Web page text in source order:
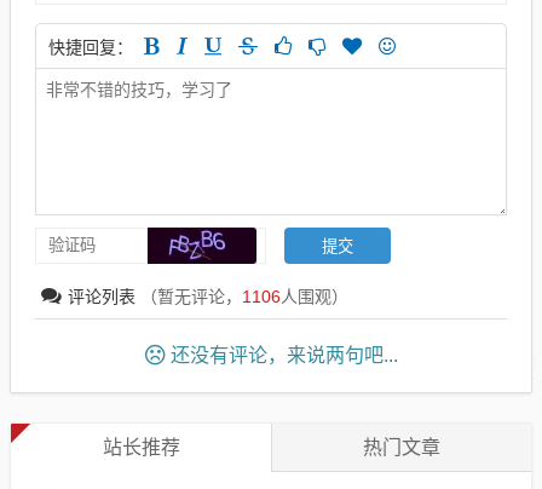
快捷回复：
评论列表 （暂无评论， 1106人围观）
还没有评论，来说两句吧...
站长推荐 热门文章